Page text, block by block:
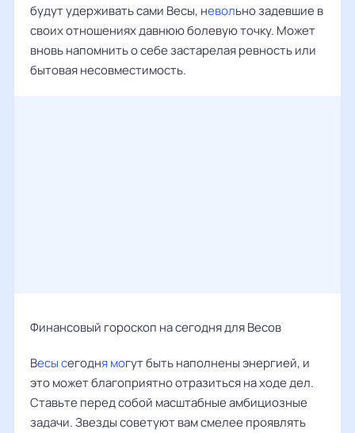
будут удерживать сами Весы, невольно задевшие в
своих отношениях давнюю болевую точку. Может
вновь напомнить о себе застарелая ревность или
бытовая несовместимость.
Финансовый гороскоп на сегодня для Весов
Весы сегодня могут быть наполнены энергией, и
это может благоприятно отразиться на ходе дел.
Ставьте перед собой масштабные амбициозные
задачи. Звезды советуют вам смелее проявлять